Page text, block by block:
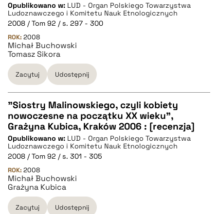
pobierz cytat
BIBTEX
pobierz cytat
Opublikowano w: LUD - Organ Polskiego Towarzystwa
Ludoznawczego i Komitetu Nauk Etnologicznych
2008 / Tom 92 / s. 297 - 300
ROK: 2008
Michał Buchowski
Tomasz Sikora
Zacytuj Udostępnij
CZYSTY TEKST
pobierz cytat
BIBTEX
pobierz cytat
"Siostry Malinowskiego, czyli kobiety
nowoczesne na początku XX wieku",
Grażyna Kubica, Kraków 2006 : [recenzja]
Opublikowano w: LUD - Organ Polskiego Towarzystwa
Ludoznawczego i Komitetu Nauk Etnologicznych
2008 / Tom 92 / s. 301 - 305
ROK: 2008
Michał Buchowski
Grażyna Kubica
Zacytuj Udostępnij